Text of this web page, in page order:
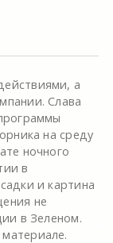
а
Слава
на среду
ночного
в
и картина
не
в Зеленом.